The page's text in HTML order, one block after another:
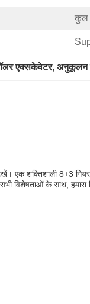
कुल
एक्सकेवेटर, अनुकूलन
एक शक्तिशाली 8+3
विशेषताओं के साथ,